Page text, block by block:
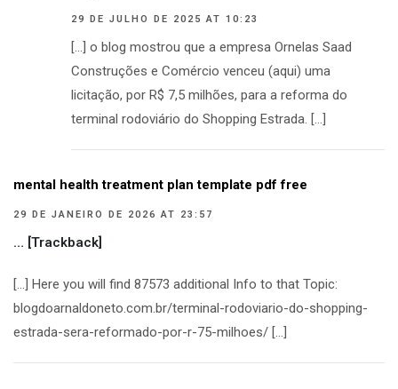
29 DE JULHO DE 2025 AT 10:23
[…] o blog mostrou que a empresa Ornelas Saad
Construções e Comércio venceu (aqui) uma
licitação, por R$ 7,5 milhões, para a reforma do
terminal rodoviário do Shopping Estrada. […]
mental health treatment plan template pdf free
29 DE JANEIRO DE 2026 AT 23:57
… [Trackback]
[…] Here you will find 87573 additional Info to that Topic:
blogdoarnaldoneto.com.br/terminal-rodoviario-do-shopping-
estrada-sera-reformado-por-r-75-milhoes/ […]